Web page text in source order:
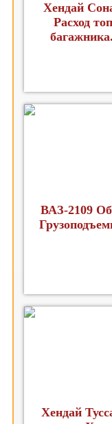
Хендай
Расход
ВАЗ-2109
Хендай